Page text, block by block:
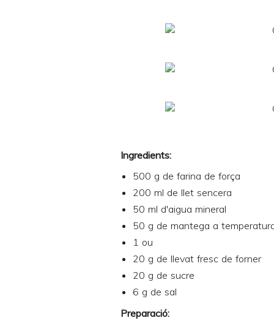
Ingredients:
500 g de farina de força
200 ml de llet sencera
50 ml d'aigua mineral
50 g de mantega a
1 ou
20 g de llevat fresc de forner
20 g de sucre
6 g de sal
Preparació: